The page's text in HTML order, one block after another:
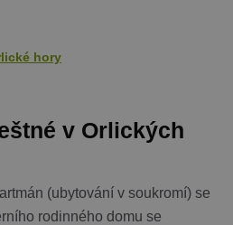
hory
v Orlických
(ubytování v soukromí) se
rodinného domu se